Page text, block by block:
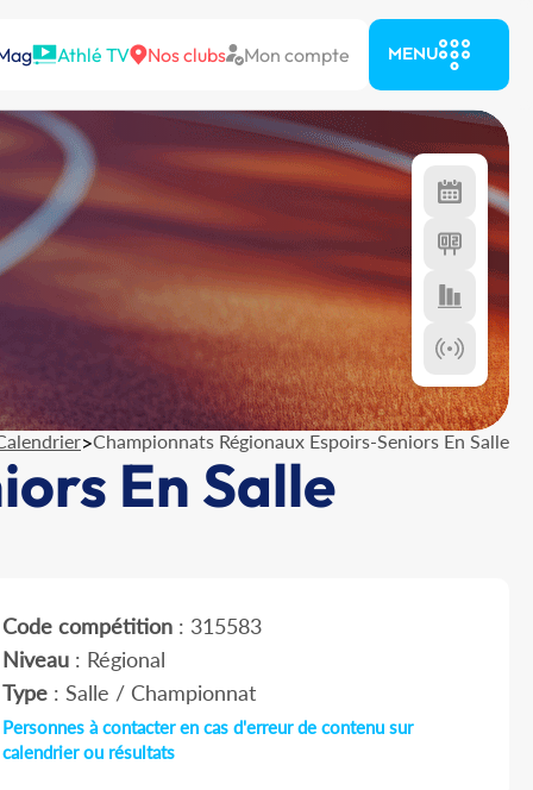
Athlé TV Nos clubs Mon compte MENU
>Championnats Régionaux Espoirs-Seniors En Salle
En Salle
Code compétition: 315583
Niveau: Régional
Type: Salle / Championnat
Personnes à contacter en cas d'erreur de contenu sur
calendrier ou résultats